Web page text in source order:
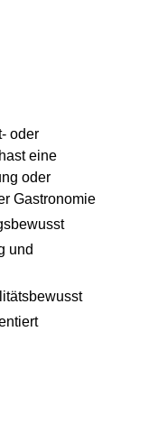
oder
eine
oder
Gastronomie
und